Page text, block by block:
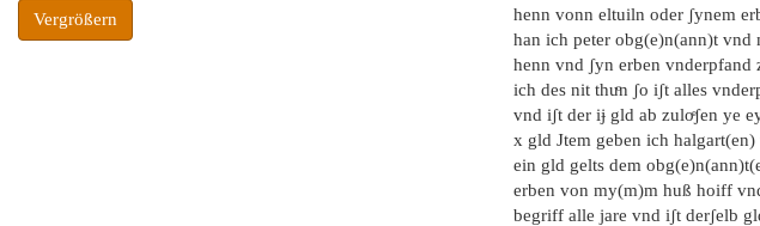
Vergrößern
henn vonn eltuiln oder ʃynem
han ich peter obg(e)n(ann)t vnd
henn vnd ʃyn erben vnderpfand
ich des nit thuͦn ʃo iʃt alles
vnd iʃt der iɉ gld ab zuloͤʃen ye
x gld Jtem geben ich
ein gld gelts dem
erben von my(m)m huß hoiff
begriff alle jare vnd iʃt derʃelb